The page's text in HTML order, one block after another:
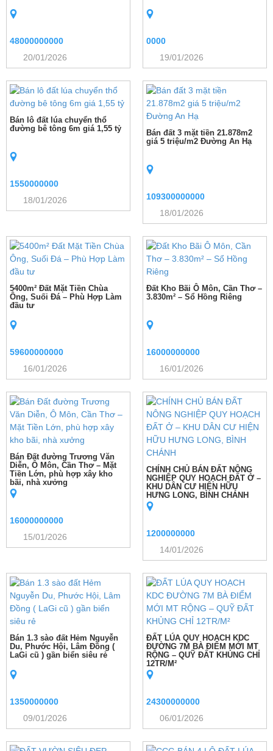
48000000000
20/01/2026
0000
19/01/2026
Bán lô đất lúa chuyển thổ
đường bê tông 6m giá 1,55 tỷ
1550000000
18/01/2026
Bán đất 3 mặt tiền 21.878m2
giá 5 triệu/m2 Đường An Hạ
109300000000
18/01/2026
5400m² Đất Mặt Tiền Chùa
Ông, Suối Đá – Phù Hợp Làm
đầu tư
59600000000
16/01/2026
Đất Kho Bãi Ô Môn, Cần Thơ –
3.830m² – Sổ Hồng Riêng
16000000000
16/01/2026
Bán Đất đường Trương Văn
Diễn, Ô Môn, Cần Thơ – Mặt
Tiền Lớn, phù hợp xây kho
bãi, nhà xưởng
16000000000
15/01/2026
CHÍNH CHỦ BÁN ĐẤT NÔNG
NGHIỆP QUY HOẠCH ĐẤT Ở –
KHU DÂN CƯ HIỆN HỮU
HƯNG LONG, BÌNH CHÁNH
1200000000
14/01/2026
Bán 1.3 sào đất Hẻm Nguyễn
Du, Phước Hội, Lâm Đồng (
LaGi cũ ) gần biển siêu rẻ
1350000000
09/01/2026
ĐẤT LÚA QUY HOẠCH KDC
ĐƯỜNG 7M BÀ ĐIỂM MỚI MT
RỘNG – QUỸ ĐẤT KHỦNG CHỈ
12TR/M²
24300000000
06/01/2026